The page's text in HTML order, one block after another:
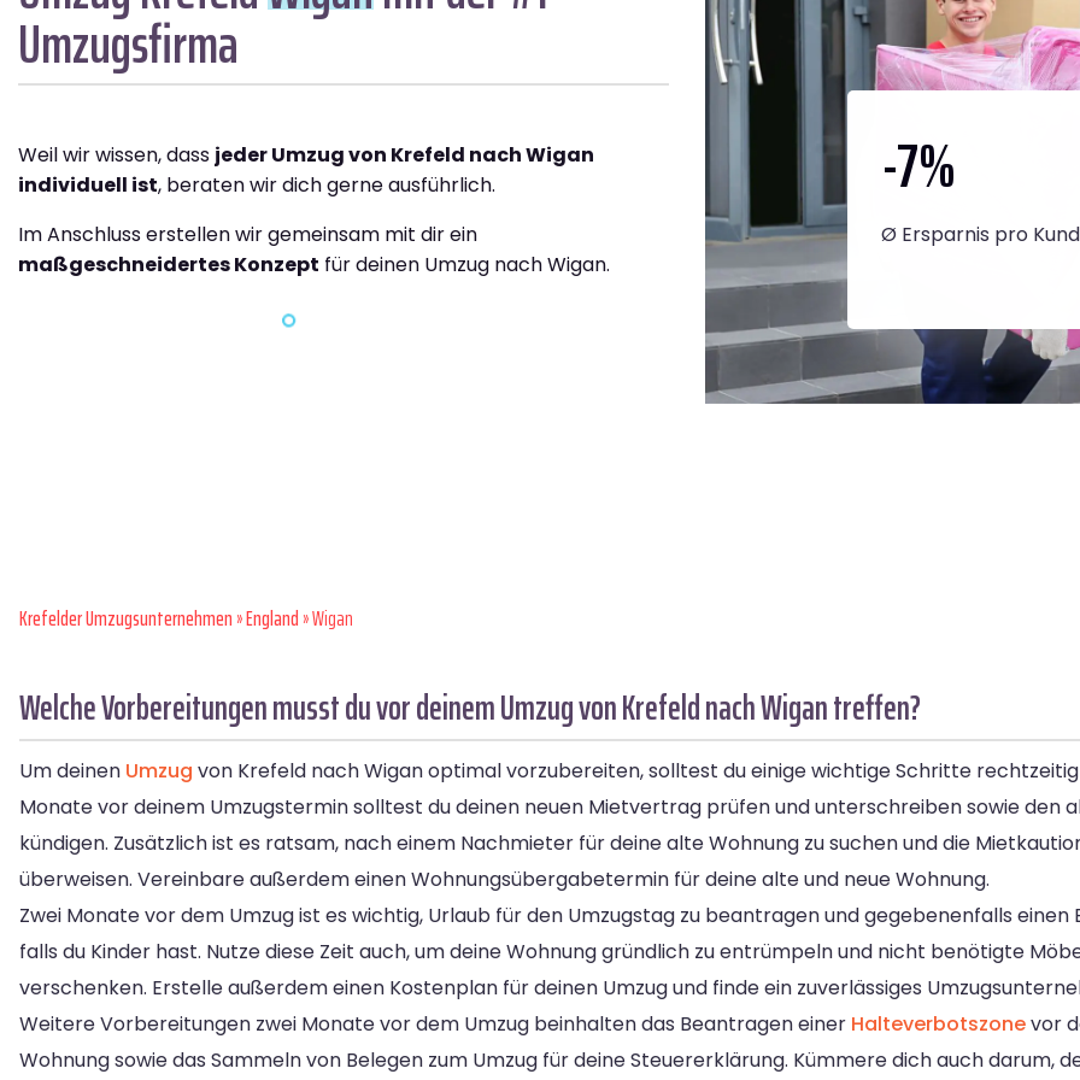
Umzugsfirma
Weil wir wissen, dass jeder Umzug von Krefeld nach Wigan
individuell ist, beraten wir dich gerne ausführlich.
Im Anschluss erstellen wir gemeinsam mit dir ein
maßgeschneidertes Konzept für deinen Umzug nach Wigan.
-7%
Ø Ersparnis pro
Krefelder Umzugsunternehmen»England» Wigan
Welche Vorbereitungen musst du vor deinem Umzug von Krefeld nach Wigan treffen?
Um deinen Umzug von Krefeld nach Wigan optimal vorzubereiten, solltest du einige wichtige Schritte
Monate vor deinem Umzugstermin solltest du deinen neuen Mietvertrag prüfen und unterschreiben sowie den
kündigen. Zusätzlich ist es ratsam, nach einem Nachmieter für deine alte Wohnung zu suchen und die
überweisen. Vereinbare außerdem einen Wohnungsübergabetermin für deine alte und neue Wohnung.
Zwei Monate vor dem Umzug ist es wichtig, Urlaub für den Umzugstag zu beantragen und gegebenenfalls einen
falls du Kinder hast. Nutze diese Zeit auch, um deine Wohnung gründlich zu entrümpeln und nicht benötigte
verschenken. Erstelle außerdem einen Kostenplan für deinen Umzug und finde ein zuverlässiges
Weitere Vorbereitungen zwei Monate vor dem Umzug beinhalten das Beantragen einer Halteverbotszonevor
Wohnung sowie das Sammeln von Belegen zum Umzug für deine Steuererklärung. Kümmere dich auch darum,